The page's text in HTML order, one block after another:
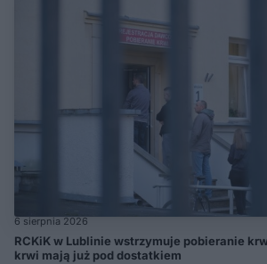
6 sierpnia 2026
RCKiK w Lublinie wstrzymuje pobieranie
krwi mają już pod dostatkiem